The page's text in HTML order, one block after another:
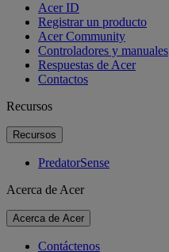
Acer ID
Registrar un producto
Acer Community
Controladores y manuales
Respuestas de Acer
Contactos
Recursos
Recursos
PredatorSense
Acerca de Acer
Acerca de Acer
Contáctenos